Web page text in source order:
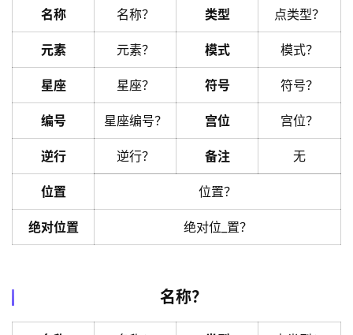
名称 名称？ 类型 点类型？
元素 元素？ 模式 模式？
星座 星座？ 符号 符号？
编号 星座编号？ 宫位 宫位？
逆行 逆行？ 备注 无
位置 位置？
绝对位置 绝对位_置？
名称？